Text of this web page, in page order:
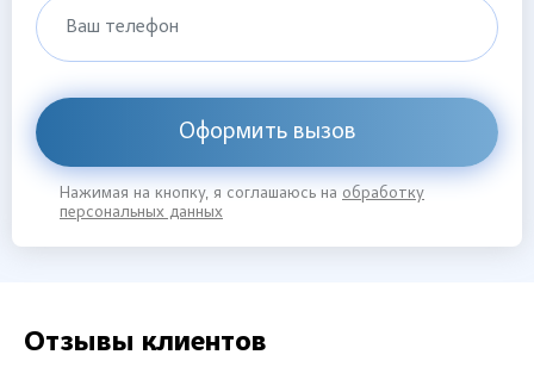
Ваш телефон
Оформить вызов
Нажимая на кнопку, я соглашаюсь на обработку
персональных данных
Отзывы клиентов